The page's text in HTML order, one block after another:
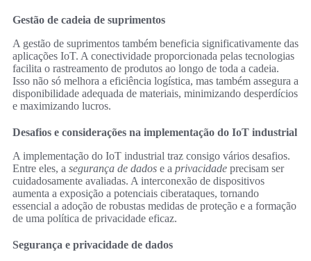
Gestão de cadeia de suprimentos
A gestão de suprimentos também beneficia significativamente das
aplicações IoT. A conectividade proporcionada pelas tecnologias
facilita o rastreamento de produtos ao longo de toda a cadeia.
Isso não só melhora a eficiência logística, mas também assegura a
disponibilidade adequada de materiais, minimizando desperdícios
e maximizando lucros.
Desafios e considerações na implementação do IoT industrial
A implementação do IoT industrial traz consigo vários desafios.
Entre eles, a segurança de dados e a privacidade precisam ser
cuidadosamente avaliadas. A interconexão de dispositivos
aumenta a exposição a potenciais ciberataques, tornando
essencial a adoção de robustas medidas de proteção e a formação
de uma política de privacidade eficaz.
Segurança e privacidade de dados